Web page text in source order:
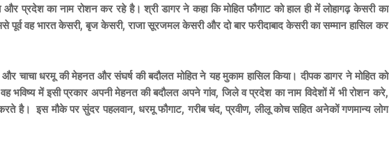
प्रदेश का नाम रोशन कर रहे है। श्री डागर ने कहा कि मोहित फौगाट को हाल ही में लोहागढ़ केसरी का
पूर्व वह भारत केसरी, बृज केसरी, राजा सूरजमल केसरी और दो बार फरीदाबाद केसरी का सम्मान हासिल कर
चाचा धरमू की मेहनत और संघर्ष की बदौलत मोहित ने यह मुकाम हासिल किया। दीपक डागर ने मोहित को
भविष्य में इसी प्रकार अपनी मेहनत की बदौलत अपने गांव, जिले व प्रदेश का नाम विदेशों में भी रोशन करे,
है। इस मौके पर सुंदर पहलवान, धरमू फौगाट, गरीब चंद, प्रवीण, लीलू कोच सहित अनेकों गणमान्य लोग